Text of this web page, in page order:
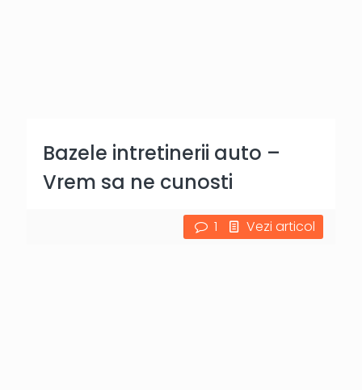
Bazele intretinerii auto –
Vrem sa ne cunosti
1 Vezi articol